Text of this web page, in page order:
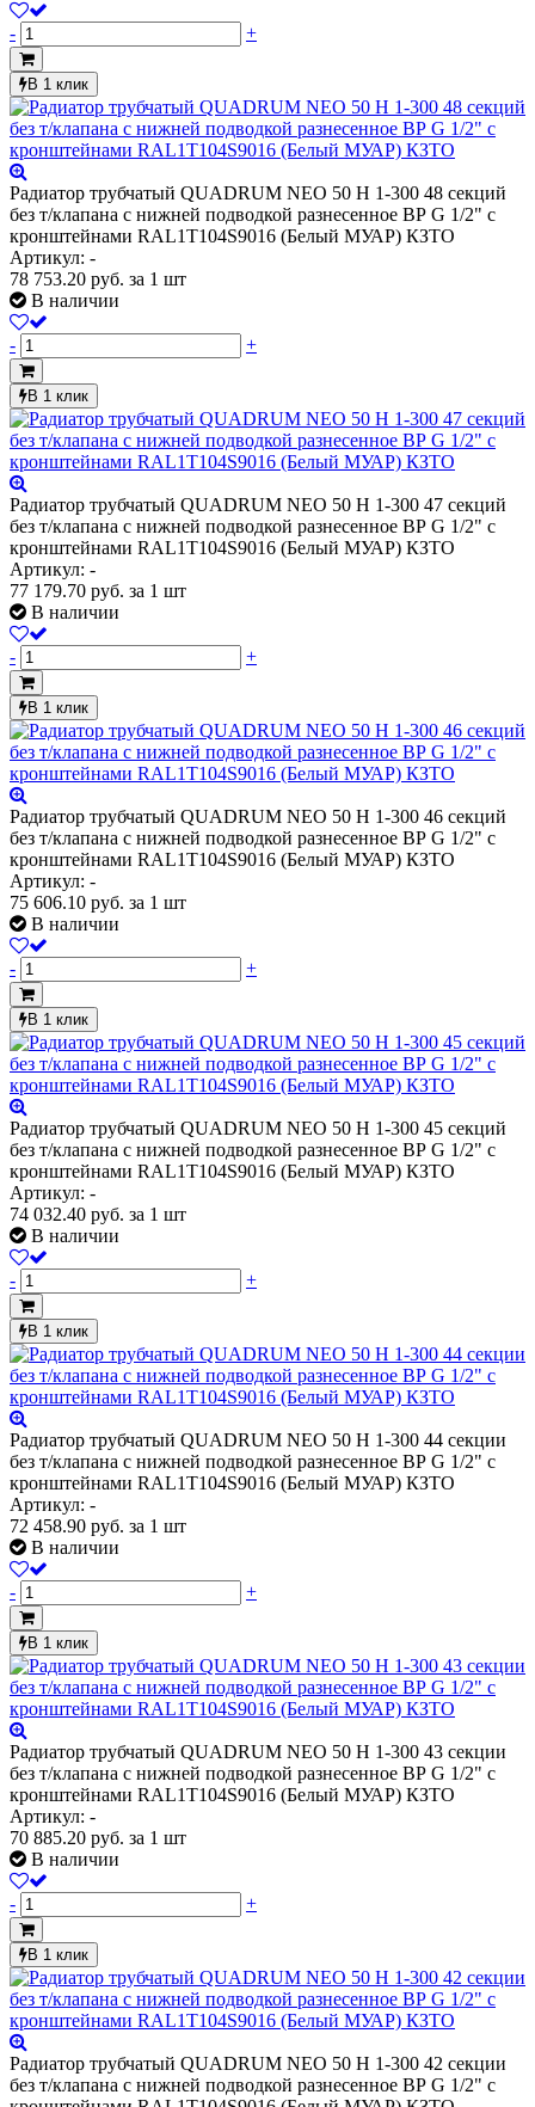
- +
В 1 клик
Радиатор трубчатый QUADRUM NEO 50 H 1-300 48 секций
без т/клапана с нижней подводкой разнесенное ВР G 1/2" с
кронштейнами RAL1T104S9016 (Белый МУАР) КЗТО
Артикул: -
78 753.20 руб. за 1 шт
В наличии
- +
В 1 клик
Радиатор трубчатый QUADRUM NEO 50 H 1-300 47 секций
без т/клапана с нижней подводкой разнесенное ВР G 1/2" с
кронштейнами RAL1T104S9016 (Белый МУАР) КЗТО
Артикул: -
77 179.70 руб. за 1 шт
В наличии
- +
В 1 клик
Радиатор трубчатый QUADRUM NEO 50 H 1-300 46 секций
без т/клапана с нижней подводкой разнесенное ВР G 1/2" с
кронштейнами RAL1T104S9016 (Белый МУАР) КЗТО
Артикул: -
75 606.10 руб. за 1 шт
В наличии
- +
В 1 клик
Радиатор трубчатый QUADRUM NEO 50 H 1-300 45 секций
без т/клапана с нижней подводкой разнесенное ВР G 1/2" с
кронштейнами RAL1T104S9016 (Белый МУАР) КЗТО
Артикул: -
74 032.40 руб. за 1 шт
В наличии
- +
В 1 клик
Радиатор трубчатый QUADRUM NEO 50 H 1-300 44 секции
без т/клапана с нижней подводкой разнесенное ВР G 1/2" с
кронштейнами RAL1T104S9016 (Белый МУАР) КЗТО
Артикул: -
72 458.90 руб. за 1 шт
В наличии
- +
В 1 клик
Радиатор трубчатый QUADRUM NEO 50 H 1-300 43 секции
без т/клапана с нижней подводкой разнесенное ВР G 1/2" с
кронштейнами RAL1T104S9016 (Белый МУАР) КЗТО
Артикул: -
70 885.20 руб. за 1 шт
В наличии
- +
В 1 клик
Радиатор трубчатый QUADRUM NEO 50 H 1-300 42 секции
без т/клапана с нижней подводкой разнесенное ВР G 1/2" с